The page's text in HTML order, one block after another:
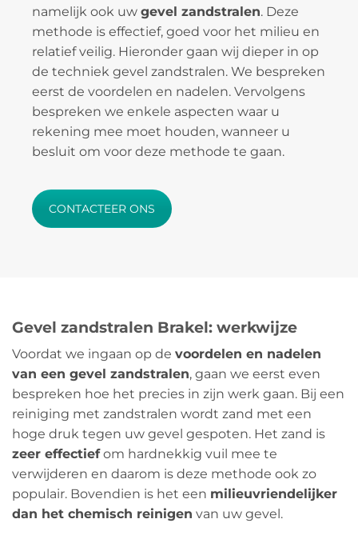
namelijk ook uw gevel zandstralen. Deze
methode is effectief, goed voor het milieu en
relatief veilig. Hieronder gaan wij dieper in op
de techniek gevel zandstralen. We bespreken
eerst de voordelen en nadelen. Vervolgens
bespreken we enkele aspecten waar u
rekening mee moet houden, wanneer u
besluit om voor deze methode te gaan.
CONTACTEER ONS
Gevel zandstralen Brakel: werkwijze
Voordat we ingaan op de voordelen en nadelen
van een gevel zandstralen, gaan we eerst even
bespreken hoe het precies in zijn werk gaan. Bij een
reiniging met zandstralen wordt zand met een
hoge druk tegen uw gevel gespoten. Het zand is
zeer effectiefom hardnekkig vuil mee te
verwijderen en daarom is deze methode ook zo
populair. Bovendien is het een milieuvriendelijker
dan het chemisch reinigen van uw gevel.